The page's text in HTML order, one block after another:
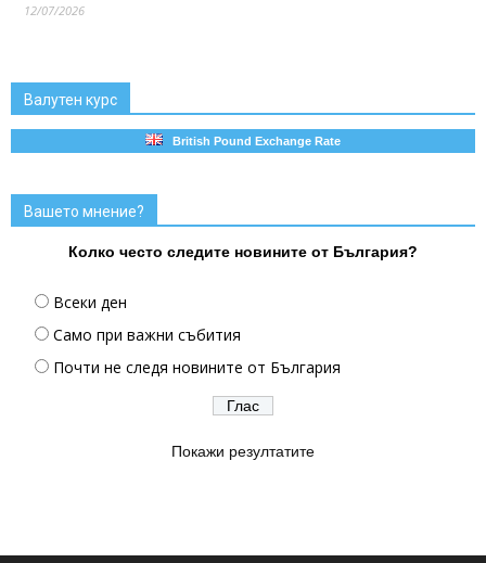
12/07/2026
Валутен курс
British Pound Exchange Rate
Вашето мнение?
Колко често следите новините от България?
Всеки ден
Само при важни събития
Почти не следя новините от България
Покажи резултатите